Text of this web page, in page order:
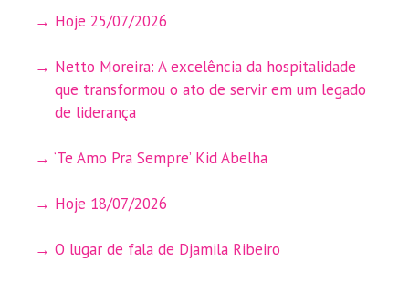
Hoje 25/07/2026
Netto Moreira: A excelência da hospitalidade
que transformou o ato de servir em um legado
de liderança
‘Te Amo Pra Sempre’ Kid Abelha
Hoje 18/07/2026
O lugar de fala de Djamila Ribeiro